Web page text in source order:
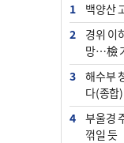
1
백양산
2
경위 이
망…檢
3
해수부
다(종합)
4
부울경
꺾일 듯